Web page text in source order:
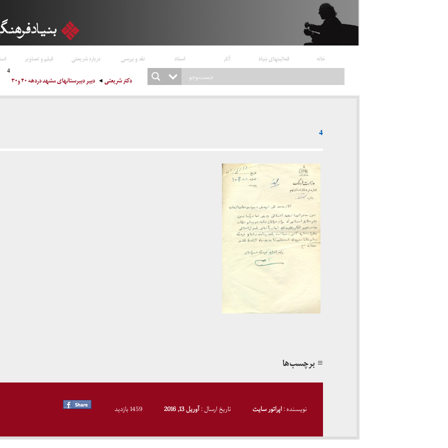
خانه فعالیتهای بنیاد آثار اسناد نقد و بررسی درباره شریعتی فیلم و تصاویر
دکتر شریعتی دبیر دبیرستانهای مشهد دردهه ۲۰ و۳۰
4
4
≡ برچسب‌ها
نویسنده :اپراتور سایت تاریخ ارسال :آوریل 13, 2016 1459 بازدید